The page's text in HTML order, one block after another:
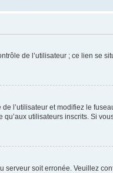
de l’utilisateur ; ce lien se
l’utilisateur et modifiez le
utilisateurs inscrits. Si vous
serveur soit erronée. Veuillez